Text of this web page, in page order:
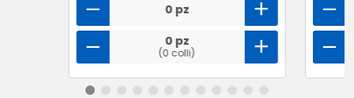
0 pz
0 pz
(0 colli)